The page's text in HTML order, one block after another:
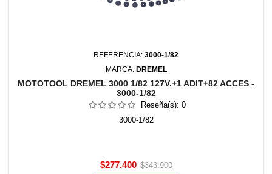
REFERENCIA: 3000-1/82
MARCA: DREMEL
MOTOTOOL DREMEL 3000 1/82 127V.+1 ADIT+82 ACCES -
3000-1/82
Reseña(s): 0
3000-1/82
Precio
$277.400 Precio
$343.900